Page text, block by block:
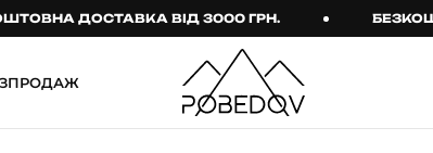
ДОСТАВКА ВІД 3000 ГРН.